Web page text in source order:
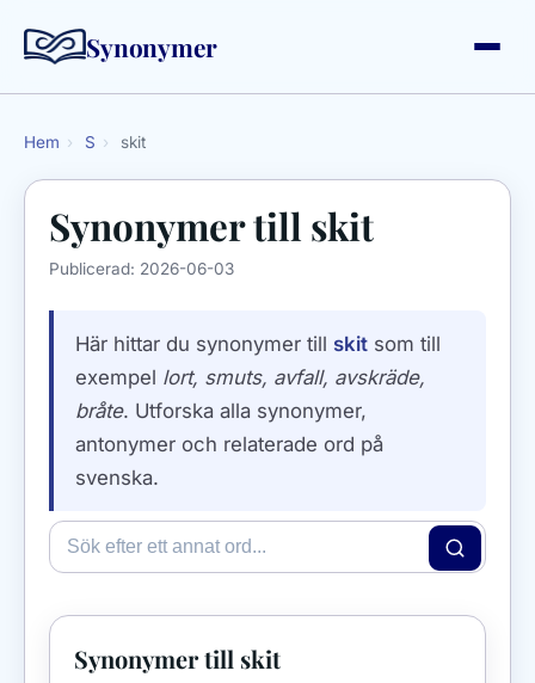
Synonymer
Hem › S › skit
Synonymer till skit
Publicerad: 2026-06-03
Här hittar du synonymer till skit som till
exempel lort, smuts, avfall, avskräde,
bråte. Utforska alla synonymer,
antonymer och relaterade ord på
svenska.
Synonymer till skit